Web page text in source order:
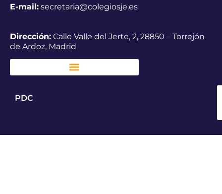
E-mail: secretaria@colegiosje.es
Dirección: Calle Valle del Jerte, 2, 28850 – Torrejón
de Ardoz, Madrid
PDC